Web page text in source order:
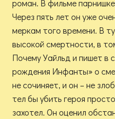
роман. В фильме
Через пять лет он уже
меркам того времени. В
высокой смертности, в
Почему Уайльд и пишет в
рождения Инфанты» о
не сочиняет, и он – не
тел бы убить героя
захотел. Он оценил